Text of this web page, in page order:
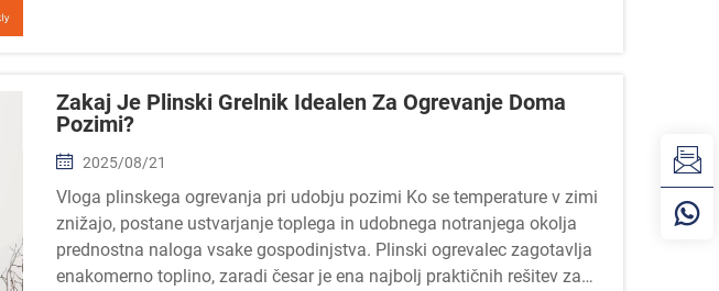
Zakaj Je Plinski Grelnik Idealen Za Ogrevanje Doma
Pozimi?
2025/08/21
Vloga plinskega ogrevanja pri udobju pozimi Ko se temperature v zimi
znižajo, postane ustvarjanje toplega in udobnega notranjega okolja
prednostna naloga vsake gospodinjstva. Plinski ogrevalec zagotavlja
enakomerno toplino, zaradi česar je ena najbolj praktičnih rešitev za